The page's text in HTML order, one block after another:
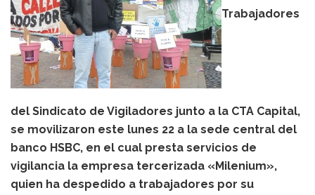
Trabajadores
del Sindicato de Vigiladores junto a la CTA Capital,
se movilizaron este lunes 22 a la sede central del
banco HSBC, en el cual presta servicios de
vigilancia la empresa tercerizada «Milenium»,
quien ha despedido a trabajadores por su